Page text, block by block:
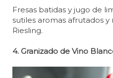
Fresas batidas y jugo de
sutiles aromas afrutados
Riesling.
4. Granizado de Vino